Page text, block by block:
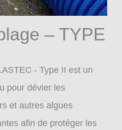
– TYPE
- Type II est un
pour dévier les
et autres algues
afin de protéger les